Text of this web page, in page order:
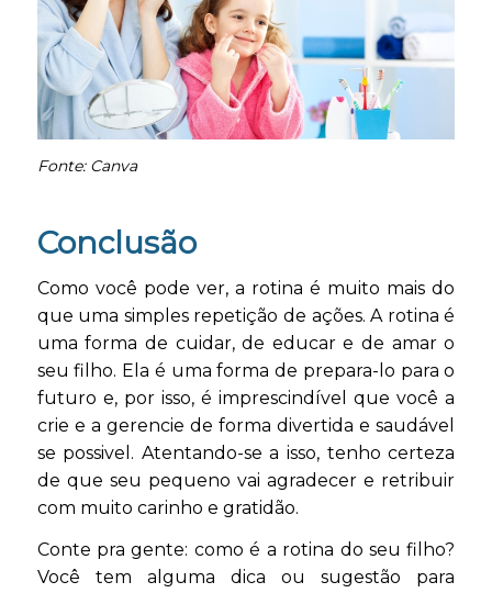
Fonte: Canva
Conclusão
Como você pode ver, a rotina é muito mais do
que uma simples repetição de ações. A rotina é
uma forma de cuidar, de educar e de amar o
seu filho. Ela é uma forma de prepara-lo para o
futuro e, por isso, é imprescindível que você a
crie e a gerencie de forma divertida e saudável
se possivel. Atentando-se a isso, tenho certeza
de que seu pequeno vai agradecer e retribuir
com muito carinho e gratidão.
Conte pra gente: como é a rotina do seu filho?
Você tem alguma dica ou sugestão para